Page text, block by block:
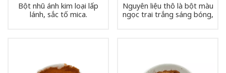
Bột nhũ ánh kim loại lấp
lánh, sắc tố mica.
Nguyên liệu thô là bột màu
ngọc trai trắng sáng bóng,